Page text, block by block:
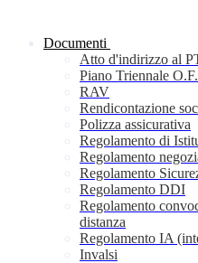
Documenti
Atto d'indirizzo al
Piano Triennale O.F.
RAV
Rendicontazione
Polizza assicurativa
Regolamento di
Regolamento
Regolamento
Regolamento DDI
Regolamento
distanza
Regolamento IA
Invalsi